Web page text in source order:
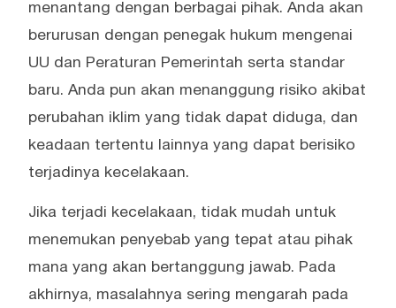
menantang dengan berbagai pihak. Anda akan
berurusan dengan penegak hukum mengenai
UU dan Peraturan Pemerintah serta standar
baru. Anda pun akan menanggung risiko akibat
perubahan iklim yang tidak dapat diduga, dan
keadaan tertentu lainnya yang dapat berisiko
terjadinya kecelakaan.
Jika terjadi kecelakaan, tidak mudah untuk
menemukan penyebab yang tepat atau pihak
mana yang akan bertanggung jawab. Pada
akhirnya, masalahnya sering mengarah pada